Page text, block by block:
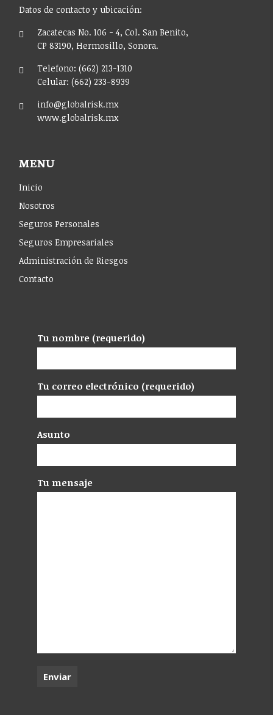
Datos de contacto y ubicación:
Zacatecas No. 106 - 4, Col. San Benito,
CP 83190, Hermosillo, Sonora.
Telefono: (662) 213-1310
Celular: (662) 233-8939
info@globalrisk.mx
www.globalrisk.mx
MENU
Inicio
Nosotros
Seguros Personales
Seguros Empresariales
Administración de Riesgos
Contacto
Tu nombre (requerido)
Tu correo electrónico (requerido)
Asunto
Tu mensaje